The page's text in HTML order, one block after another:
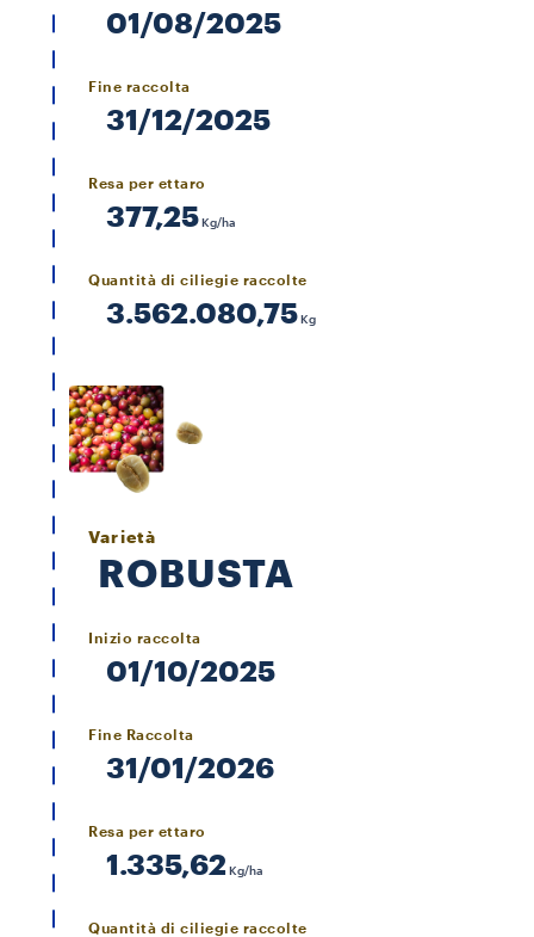
01/08/2025
Fine raccolta
31/12/2025
Resa per ettaro
377,25 Kg/ha
Quantità di ciliegie raccolte
3.562.080,75 Kg
Varietà
ROBUSTA
Inizio raccolta
01/10/2025
Fine Raccolta
31/01/2026
Resa per ettaro
1.335,62 Kg/ha
Quantità di ciliegie raccolte